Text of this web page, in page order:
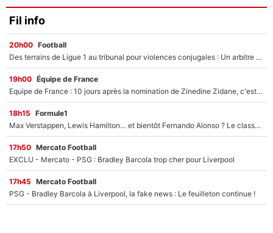
Fil info
20h00 Football
Des terrains de Ligue 1 au tribunal pour violences conjugales : Un arbitre français encourt une peine de 18 mois de prison !
19h00 Équipe de France
Equipe de France : 10 jours après la nomination de Zinedine Zidane, c'est au tour de son fils de prendre un nouveau départ !
18h15 Formule1
Max Verstappen, Lewis Hamilton… et bientôt Fernando Alonso ? Le classement des pilotes les mieux payés en Formule 1 risque de changer !
17h50 Mercato Football
EXCLU - Mercato - PSG : Bradley Barcola trop cher pour Liverpool
17h45 Mercato Football
PSG - Bradley Barcola à Liverpool, la fake news : Le feuilleton continue !